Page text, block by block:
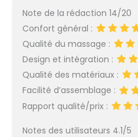
Note de la rédaction 14/20
Confort général :
Qualité du massage :
Design et intégration :
Qualité des matériaux :
Facilité d’assemblage :
Rapport qualité/prix :
Notes des utilisateurs 4.1/5